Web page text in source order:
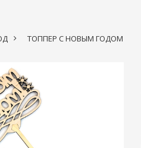
> ТОППЕР С НОВЫМ ГОДОМ